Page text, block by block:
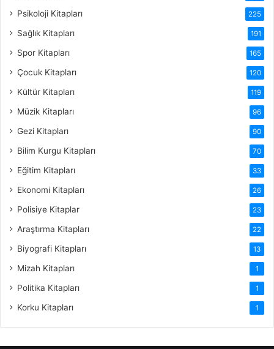
Psikoloji Kitapları 225
Sağlık Kitapları 191
Spor Kitapları 165
Çocuk Kitapları 120
Kültür Kitapları 119
Müzik Kitapları 96
Gezi Kitapları 90
Bilim Kurgu Kitapları 70
Eğitim Kitapları 33
Ekonomi Kitapları 26
Polisiye Kitaplar 23
Araştırma Kitapları 22
Biyografi Kitapları 13
Mizah Kitapları 1
Politika Kitapları 1
Korku Kitapları 1